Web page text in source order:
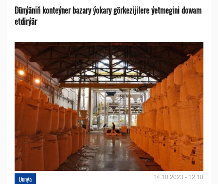
Dünýäniň konteýner bazary ýokary görkezijilere ýetmegini dowam
etdirýär
Dünýä 14.10.2023 - 12:18